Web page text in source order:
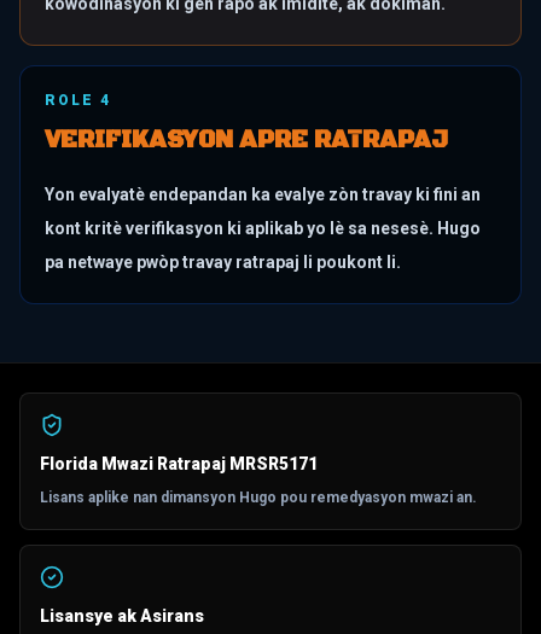
ROLE 4
VERIFIKASYON APRE RATRAPAJ
Yon evalyatè endepandan ka evalye zòn travay ki fini an
kont kritè verifikasyon ki aplikab yo lè sa nesesè. Hugo
pa netwaye pwòp travay ratrapaj li poukont li.
Florida Mwazi Ratrapaj MRSR5171
Lisans aplike nan dimansyon Hugo pou remedyasyon mwazi an.
Lisansye ak Asirans